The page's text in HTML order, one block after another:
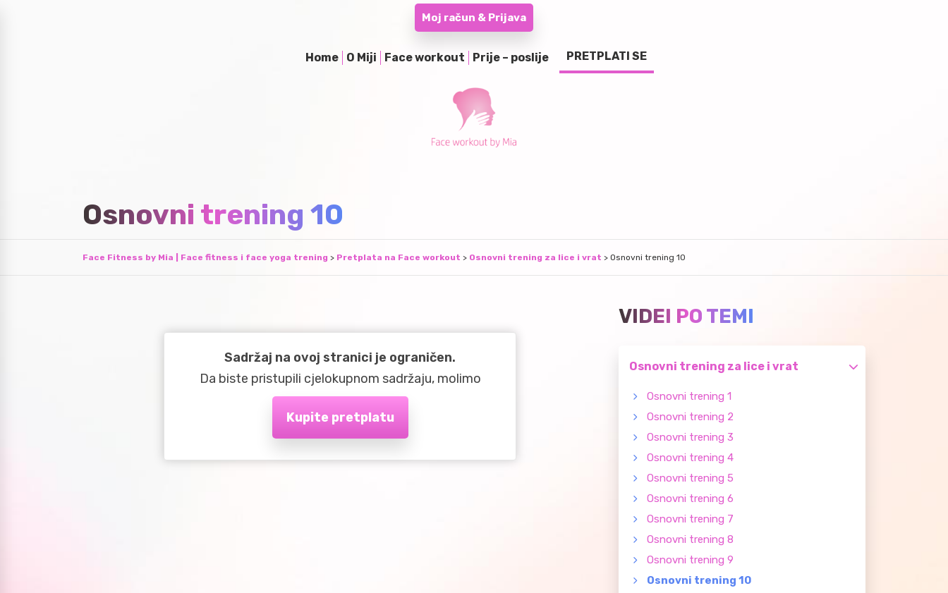
Moj račun & Prijava
Home O Miji Face workout Prije – poslije PRETPLATI SE
Osnovni trening 10
Face Fitness by Mia | Face fitness i face yoga trening > Pretplata na Face workout > Osnovni trening za lice i vrat > Osnovni trening 10
Sadržaj na ovoj stranici je ograničen.
Da biste pristupili cjelokupnom sadržaju, molimo
Kupite pretplatu
VIDEI PO TEMI
Osnovni trening za lice i vrat
Osnovni trening 1
Osnovni trening 2
Osnovni trening 3
Osnovni trening 4
Osnovni trening 5
Osnovni trening 6
Osnovni trening 7
Osnovni trening 8
Osnovni trening 9
Osnovni trening 10